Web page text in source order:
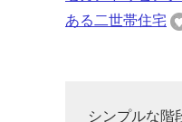
ある二世帯住宅
シンプルな階